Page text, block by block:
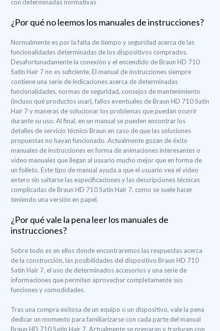
con determinadas normativas
¿Por qué no leemos los manuales de instrucciones?
Normalmente es por la falta de tiempo y seguridad acerca de las
funcionalidades determinadas de los dispositivos comprados.
Desafortunadamente la conexión y el encendido de Braun HD 710
Satin Hair 7 no es suficiente. El manual de instrucciones siempre
contiene una serie de indicaciones acerca de determinadas
funcionalidades, normas de seguridad, consejos de mantenimiento
(incluso qué productos usar), fallos eventuales de Braun HD 710 Satin
Hair 7 y maneras de solucionar los problemas que puedan ocurrir
durante su uso. Al final, en un manual se pueden encontrar los
detalles de servicio técnico Braun en caso de que las soluciones
propuestas no hayan funcionado. Actualmente gozan de éxito
manuales de instrucciones en forma de animaciones interesantes o
vídeo manuales que llegan al usuario mucho mejor que en forma de
un folleto. Este tipo de manual ayuda a que el usuario vea el vídeo
entero sin saltarse las especificaciones y las descripciones técnicas
complicadas de Braun HD 710 Satin Hair 7, como se suele hacer
teniendo una versión en papel.
¿Por qué vale la pena leer los manuales de
instrucciones?
Sobre todo es en ellos donde encontraremos las respuestas acerca
de la construcción, las posibilidades del dispositivo Braun HD 710
Satin Hair 7, el uso de determinados accesorios y una serie de
informaciones que permiten aprovechar completamente sus
funciones y comodidades.
Tras una compra exitosa de un equipo o un dispositivo, vale la pena
dedicar un momento para familiarizarse con cada parte del manual
Braun HD 710 Satin Hair 7. Actualmente se preparan y traducen con